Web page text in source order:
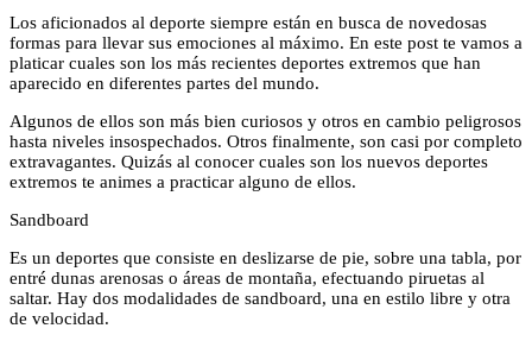
Los aficionados al deporte siempre están en busca de novedosas
formas para llevar sus emociones al máximo. En este post te vamos a
platicar cuales son los más recientes deportes extremos que han
aparecido en diferentes partes del mundo.
Algunos de ellos son más bien curiosos y otros en cambio peligrosos
hasta niveles insospechados. Otros finalmente, son casi por completo
extravagantes. Quizás al conocer cuales son los nuevos deportes
extremos te animes a practicar alguno de ellos.
Sandboard
Es un deportes que consiste en deslizarse de pie, sobre una tabla, por
entré dunas arenosas o áreas de montaña, efectuando piruetas al
saltar. Hay dos modalidades de sandboard, una en estilo libre y otra
de velocidad.